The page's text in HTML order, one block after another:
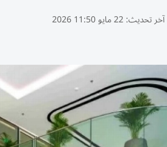
آخر تحديث:22 مايو 11:50 2026